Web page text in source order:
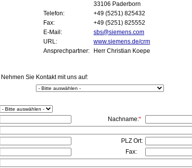
33106 Paderborn
Telefon:
+49 (5251) 825432
Fax:
+49 (5251) 825552
E-Mail:
sbs@siemens.com
URL:
www.siemens.de/crm
Ansprechpartner:
Herr Christian Koepe
Nehmen Sie Kontakt mit uns auf:
Nachname:*
PLZ Ort:
Fax: